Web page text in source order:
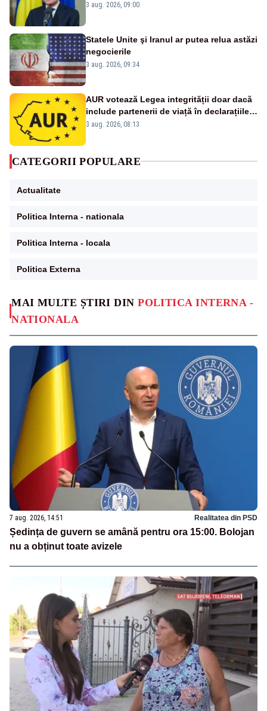
MAI MULTE ȘTIRI DINPOLITICA INTERNA -
NATIONALA
7 aug. 2026, 14:51 Realitatea din PSD
Ședința de guvern se amână pentru ora 15:00. Bolojan
nu a obținut toate avizele
urbanismului, printre actele normative
3 aug. 2026, 09:00
Statele Unite şi Iranul ar putea relua astăzi
negocierile
3 aug. 2026, 09:34
AUR votează Legea integrității doar dacă
include partenerii de viață în declarațiile
de avere și interese, așa cum a anunțat
trebuie să plece din funcție: fără excepții!
3 aug. 2026, 08:13
CATEGORII POPULARE
Actualitate
Politica Interna - nationala
Politica Interna - locala
Politica Externa